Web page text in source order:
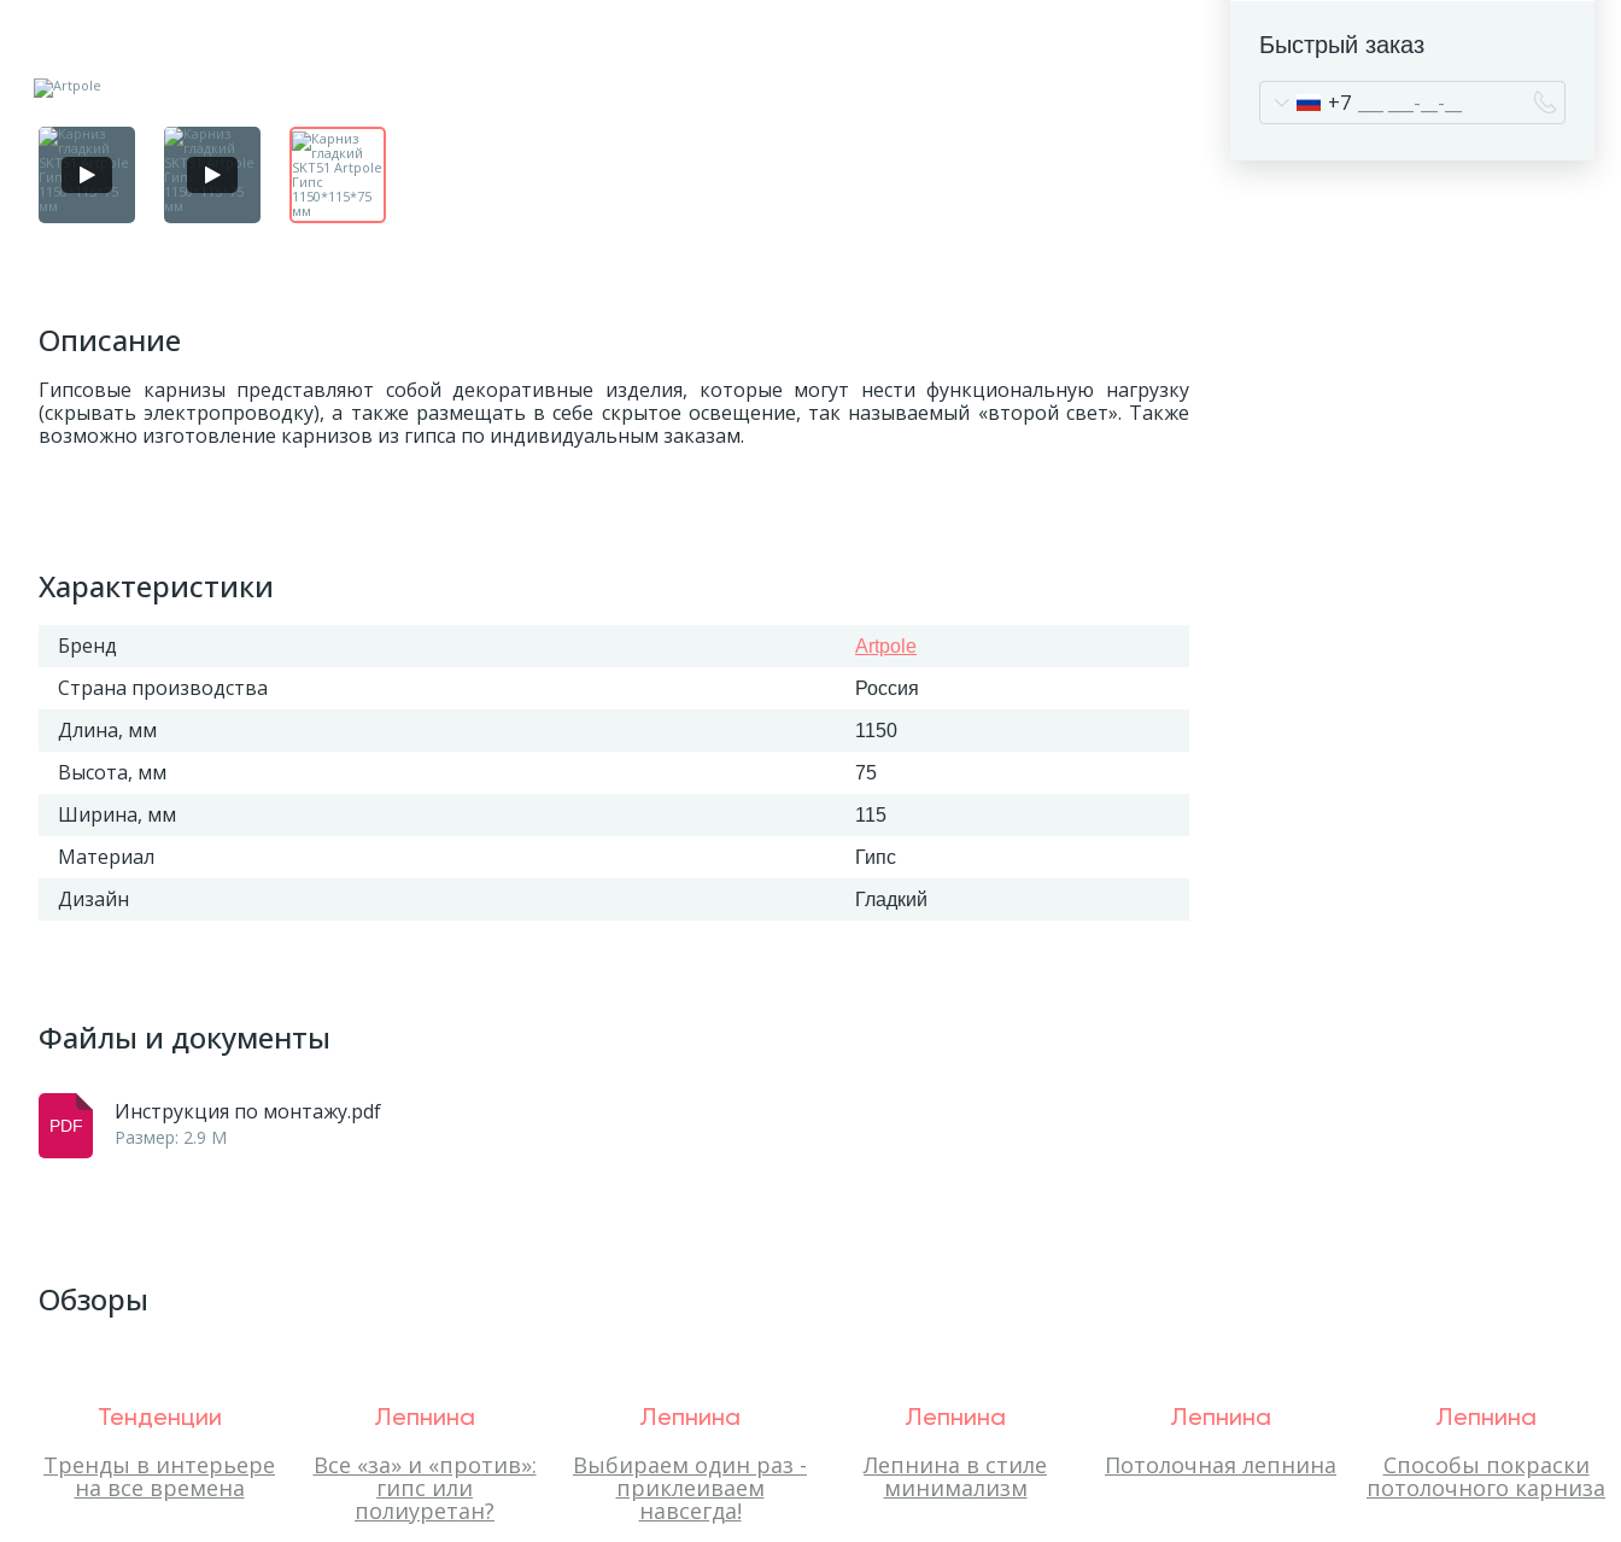
Описание
Гипсовые карнизы представляют собой декоративные изделия, которые могут нести функциональную нагрузку
(скрывать электропроводку), а также размещать в себе скрытое освещение, так называемый «второй свет». Также
возможно изготовление карнизов из гипса по индивидуальным заказам.
Характеристики
Бренд Artpole
Страна производства Россия
Длина, мм 1150
Высота, мм 75
Ширина, мм 115
Материал Гипс
Дизайн Гладкий
Файлы и документы
Инструкция по монтажу.pdf
Размер: 2.9 M
Быстрый заказ
+7
Обзоры
Тенденции
Тренды в интерьере
на все времена
Лепнина
Все «за» и «против»:
гипс или
полиуретан?
Лепнина
Выбираем один раз -
приклеиваем
навсегда!
Лепнина
Лепнина в стиле
минимализм
Лепнина
Потолочная лепнина
Лепнина
Способы покраски
потолочного карниза